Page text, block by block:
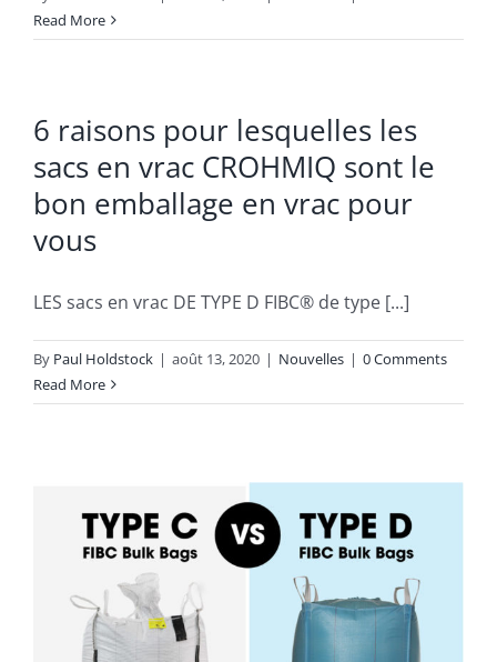
Read More
6 raisons pour lesquelles les
sacs en vrac CROHMIQ sont le
bon emballage en vrac pour
vous
LES sacs en vrac DE TYPE D FIBC® de type [...]
By Paul Holdstock | août 13, 2020 | Nouvelles | 0 Comments
Read More